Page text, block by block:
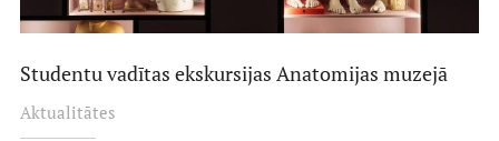
Studentu vadītas ekskursijas Anatomijas muzejā
Aktualitātes